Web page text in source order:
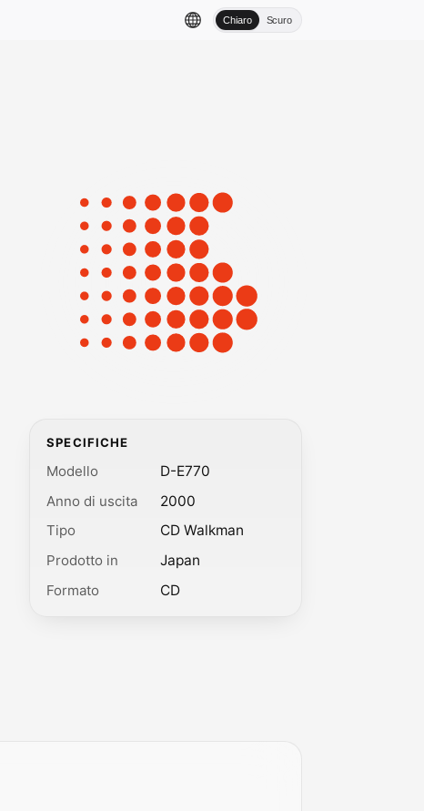
Chiaro Scuro
SPECIFICHE
Modello
D-E770
Anno di uscita
2000
Tipo
CD Walkman
Prodotto in
Japan
Formato
CD